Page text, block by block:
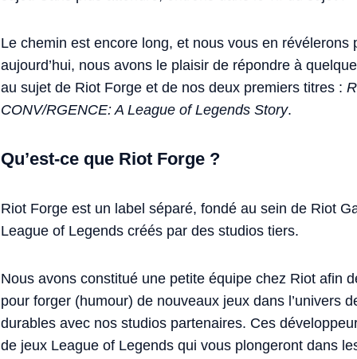
Le chemin est encore long, et nous vous en révélerons
aujourd’hui, nous avons le plaisir de répondre à
au sujet de Riot Forge et de nos deux premiers titres :
CONV/RGENCE: A League of Legends Story.
Qu’est-ce que Riot Forge ?
Riot Forge est un label séparé, fondé au sein de Riot
League of Legends créés par des studios tiers.
Nous avons constitué une petite équipe chez Riot afin
pour forger (humour) de nouveaux jeux dans l’univers
durables avec nos studios partenaires. Ces
de jeux League of Legends qui vous plongeront dans